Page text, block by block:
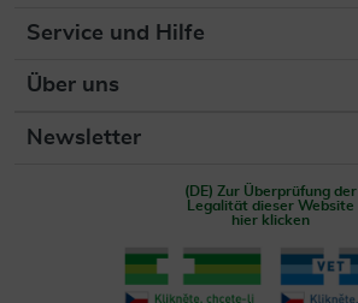
Service und Hilfe
Über uns
Newsletter
(DE) Zur Überprüfung der
Legalität dieser Website
hier klicken